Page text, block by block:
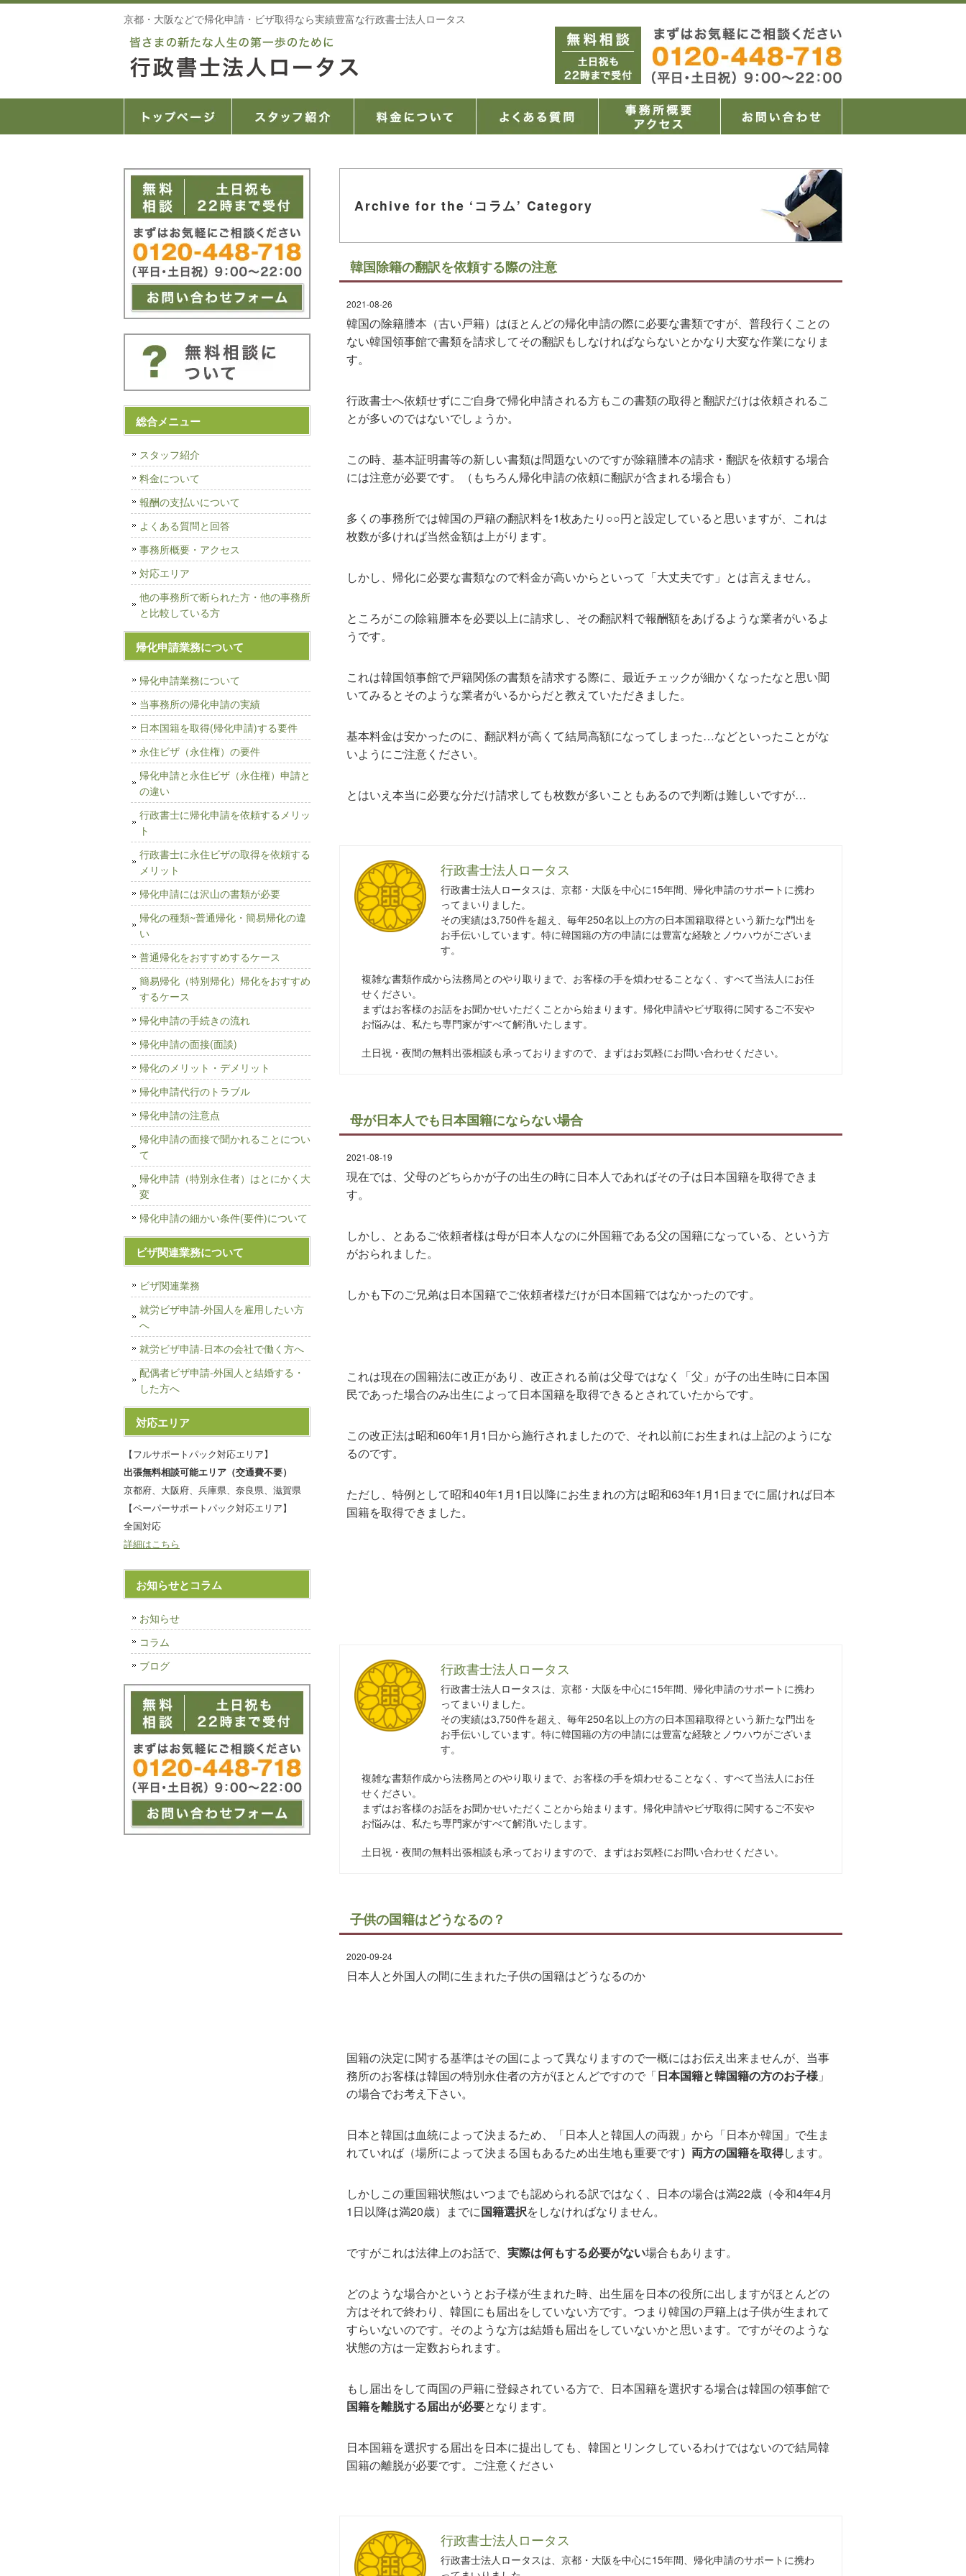
京都・大阪などで帰化申請・ビザ取得なら実績豊富な行政書士法人ロータス
Archive for the ‘コラム’ Category
韓国除籍の翻訳を依頼する際の注意
2021-08-26
韓国の除籍謄本（古い戸籍）はほとんどの帰化申請の際に必要な書類ですが、普段行くことの
ない韓国領事館で書類を請求してその翻訳もしなければならないとかなり大変な作業になりま
す。
行政書士へ依頼せずにご自身で帰化申請される方もこの書類の取得と翻訳だけは依頼されるこ
とが多いのではないでしょうか。
この時、基本証明書等の新しい書類は問題ないのですが除籍謄本の請求・翻訳を依頼する場合
には注意が必要です。（もちろん帰化申請の依頼に翻訳が含まれる場合も）
多くの事務所では韓国の戸籍の翻訳料を1枚あたり○○円と設定していると思いますが、これは
枚数が多ければ当然金額は上がります。
しかし、帰化に必要な書類なので料金が高いからといって「大丈夫です」とは言えません。
ところがこの除籍謄本を必要以上に請求し、その翻訳料で報酬額をあげるような業者がいるよ
うです。
これは韓国領事館で戸籍関係の書類を請求する際に、最近チェックが細かくなったなと思い聞
いてみるとそのような業者がいるからだと教えていただきました。
基本料金は安かったのに、翻訳料が高くて結局高額になってしまった…などといったことがな
いようにご注意ください。
とはいえ本当に必要な分だけ請求しても枚数が多いこともあるので判断は難しいですが…
行政書士法人ロータス
行政書士法人ロータスは、京都・大阪を中心に15年間、帰化申請のサポートに携わ
ってまいりました。
その実績は3,750件を超え、毎年250名以上の方の日本国籍取得という新たな門出を
お手伝いしています。特に韓国籍の方の申請には豊富な経験とノウハウがございま
す。
複雑な書類作成から法務局とのやり取りまで、お客様の手を煩わせることなく、すべて当法人にお任
せください。
まずはお客様のお話をお聞かせいただくことから始まります。帰化申請やビザ取得に関するご不安や
お悩みは、私たち専門家がすべて解消いたします。
土日祝・夜間の無料出張相談も承っておりますので、まずはお気軽にお問い合わせください。
母が日本人でも日本国籍にならない場合
2021-08-19
現在では、父母のどちらかが子の出生の時に日本人であればその子は日本国籍を取得できま
す。
しかし、とあるご依頼者様は母が日本人なのに外国籍である父の国籍になっている、という方
がおられました。
しかも下のご兄弟は日本国籍でご依頼者様だけが日本国籍ではなかったのです。
これは現在の国籍法に改正があり、改正される前は父母ではなく「父」が子の出生時に日本国
民であった場合のみ出生によって日本国籍を取得できるとされていたからです。
この改正法は昭和60年1月1日から施行されましたので、それ以前にお生まれは上記のようにな
るのです。
ただし、特例として昭和40年1月1日以降にお生まれの方は昭和63年1月1日までに届ければ日本
国籍を取得できました。
行政書士法人ロータス
行政書士法人ロータスは、京都・大阪を中心に15年間、帰化申請のサポートに携わ
ってまいりました。
その実績は3,750件を超え、毎年250名以上の方の日本国籍取得という新たな門出を
お手伝いしています。特に韓国籍の方の申請には豊富な経験とノウハウがございま
す。
複雑な書類作成から法務局とのやり取りまで、お客様の手を煩わせることなく、すべて当法人にお任
せください。
まずはお客様のお話をお聞かせいただくことから始まります。帰化申請やビザ取得に関するご不安や
お悩みは、私たち専門家がすべて解消いたします。
土日祝・夜間の無料出張相談も承っておりますので、まずはお気軽にお問い合わせください。
子供の国籍はどうなるの？
2020-09-24
日本人と外国人の間に生まれた子供の国籍はどうなるのか
国籍の決定に関する基準はその国によって異なりますので一概にはお伝え出来ませんが、当事
務所のお客様は韓国の特別永住者の方がほとんどですので「日本国籍と韓国籍の方のお子様」
の場合でお考え下さい。
日本と韓国は血統によって決まるため、「日本人と韓国人の両親」から「日本か韓国」で生ま
れていれば（場所によって決まる国もあるため出生地も重要です）両方の国籍を取得します。
しかしこの重国籍状態はいつまでも認められる訳ではなく、日本の場合は満22歳（令和4年4月
1日以降は満20歳）までに国籍選択をしなければなりません。
ですがこれは法律上のお話で、 実際は何もする必要がない場合もあります。
どのような場合かというとお子様が生まれた時、出生届を日本の役所に出しますがほとんどの
方はそれで終わり、韓国にも届出をしていない方です。つまり韓国の戸籍上は子供が生まれて
すらいないのです。そのような方は結婚も届出をしていないかと思います。ですがそのような
状態の方は一定数おられます。
もし届出をして両国の戸籍に登録されている方で、日本国籍を選択する場合は韓国の領事館で
国籍を離脱する届出が必要となります。
日本国籍を選択する届出を日本に提出しても、韓国とリンクしているわけではないので結局韓
国籍の離脱が必要です。ご注意ください
行政書士法人ロータス
行政書士法人ロータスは、京都・大阪を中心に15年間、帰化申請のサポートに携わ
総合メニュー
スタッフ紹介
料金について
報酬の支払いについて
よくある質問と回答
事務所概要・アクセス
対応エリア
他の事務所で断られた方・他の事務所
と比較している方
帰化申請業務について
帰化申請業務について
当事務所の帰化申請の実績
日本国籍を取得(帰化申請)する要件
永住ビザ（永住権）の要件
帰化申請と永住ビザ（永住権）申請と
の違い
行政書士に帰化申請を依頼するメリッ
ト
行政書士に永住ビザの取得を依頼する
メリット
帰化申請には沢山の書類が必要
帰化の種類~普通帰化・簡易帰化の違
い
普通帰化をおすすめするケース
簡易帰化（特別帰化）帰化をおすすめ
するケース
帰化申請の手続きの流れ
帰化申請の面接(面談)
帰化のメリット・デメリット
帰化申請代行のトラブル
帰化申請の注意点
帰化申請の面接で聞かれることについ
て
帰化申請（特別永住者）はとにかく大
変
帰化申請の細かい条件(要件)について
ビザ関連業務について
ビザ関連業務
就労ビザ申請-外国人を雇用したい方
へ
就労ビザ申請-日本の会社で働く方へ
配偶者ビザ申請-外国人と結婚する・
した方へ
対応エリア
【フルサポートパック対応エリア】
出張無料相談可能エリア（交通費不要）
京都府、大阪府、兵庫県、奈良県、滋賀県
【ペーパーサポートパック対応エリア】
全国対応
詳細はこちら
お知らせとコラム
お知らせ
コラム
ブログ